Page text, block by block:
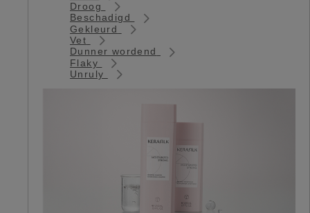
Droog
Beschadigd
Gekleurd
Vet
Dunner wordend
Flaky
Unruly